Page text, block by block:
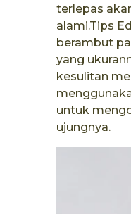
terlepas
alami.Tips
berambut
yang
kesulitan
untuk
ujungnya.